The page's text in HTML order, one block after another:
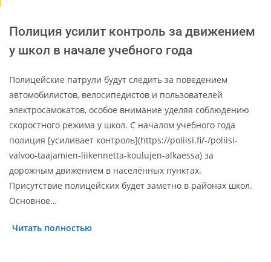
Полиция усилит контроль за движением
у школ в начале учебного года
Полицейские патрули будут следить за поведением
автомобилистов, велосипедистов и пользователей
электросамокатов, особое внимание уделяя соблюдению
скоростного режима у школ. С началом учебного года
полиция [усиливает контроль](https://poliisi.fi/-/poliisi-
valvoo-taajamien-liikennetta-koulujen-alkaessa) за
дорожным движением в населённых пунктах.
Присутствие полицейских будет заметно в районах школ.
Основное…
Читать полностью